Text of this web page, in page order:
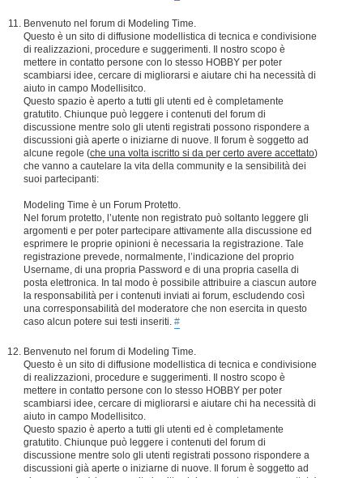
Benvenuto nel forum di Modeling Time.
Questo è un sito di diffusione modellistica di tecnica e condivisione
di realizzazioni, procedure e suggerimenti. Il nostro scopo è
mettere in contatto persone con lo stesso HOBBY per poter
scambiarsi idee, cercare di migliorarsi e aiutare chi ha necessità di
aiuto in campo Modellisitco.
Questo spazio è aperto a tutti gli utenti ed è completamente
gratutito. Chiunque può leggere i contenuti del forum di
discussione mentre solo gli utenti registrati possono rispondere a
discussioni già aperte o iniziarne di nuove. Il forum è soggetto ad
alcune regole (che una volta iscritto si da per certo avere accettato)
che vanno a cautelare la vita della community e la sensibilità dei
suoi partecipanti:
Modeling Time è un Forum Protetto.
Nel forum protetto, l’utente non registrato può soltanto leggere gli
argomenti e per poter partecipare attivamente alla discussione ed
esprimere le proprie opinioni è necessaria la registrazione. Tale
registrazione prevede, normalmente, l’indicazione del proprio
Username, di una propria Password e di una propria casella di
posta elettronica. In tal modo è possibile attribuire a ciascun autore
la responsabilità per i contenuti inviati ai forum, escludendo così
una corresponsabilità del moderatore che non esercita in questo
caso alcun potere sui testi inseriti. #
Benvenuto nel forum di Modeling Time.
Questo è un sito di diffusione modellistica di tecnica e condivisione
di realizzazioni, procedure e suggerimenti. Il nostro scopo è
mettere in contatto persone con lo stesso HOBBY per poter
scambiarsi idee, cercare di migliorarsi e aiutare chi ha necessità di
aiuto in campo Modellisitco.
Questo spazio è aperto a tutti gli utenti ed è completamente
gratutito. Chiunque può leggere i contenuti del forum di
discussione mentre solo gli utenti registrati possono rispondere a
discussioni già aperte o iniziarne di nuove. Il forum è soggetto ad